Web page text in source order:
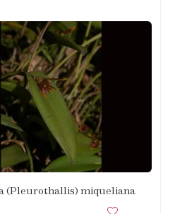
(Pleurothallis) miqueliana